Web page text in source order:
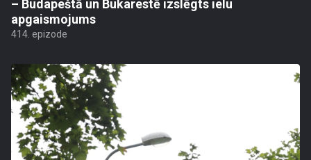
– Budapeštā un Bukarestē izslēgts ielu
apgaismojums
414. epizode